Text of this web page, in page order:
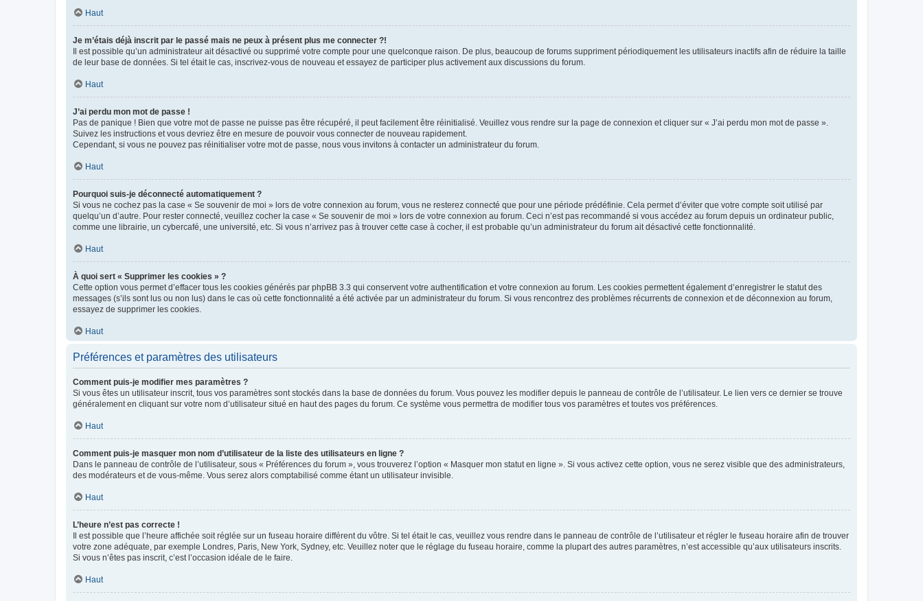
Haut
Je m’étais déjà inscrit par le passé mais ne peux à présent plus me connecter ?!
Il est possible qu’un administrateur ait désactivé ou supprimé votre compte pour une quelconque raison. De plus, beaucoup de forums suppriment périodiquement les utilisateurs inactifs afin de réduire la taille
de leur base de données. Si tel était le cas, inscrivez-vous de nouveau et essayez de participer plus activement aux discussions du forum.
Haut
J’ai perdu mon mot de passe !
Pas de panique ! Bien que votre mot de passe ne puisse pas être récupéré, il peut facilement être réinitialisé. Veuillez vous rendre sur la page de connexion et cliquer sur « J’ai perdu mon mot de passe ».
Suivez les instructions et vous devriez être en mesure de pouvoir vous connecter de nouveau rapidement.
Cependant, si vous ne pouvez pas réinitialiser votre mot de passe, nous vous invitons à contacter un administrateur du forum.
Haut
Pourquoi suis-je déconnecté automatiquement ?
Si vous ne cochez pas la case « Se souvenir de moi » lors de votre connexion au forum, vous ne resterez connecté que pour une période prédéfinie. Cela permet d’éviter que votre compte soit utilisé par
quelqu’un d’autre. Pour rester connecté, veuillez cocher la case « Se souvenir de moi » lors de votre connexion au forum. Ceci n’est pas recommandé si vous accédez au forum depuis un ordinateur public,
comme une librairie, un cybercafé, une université, etc. Si vous n’arrivez pas à trouver cette case à cocher, il est probable qu’un administrateur du forum ait désactivé cette fonctionnalité.
Haut
À quoi sert « Supprimer les cookies » ?
Cette option vous permet d’effacer tous les cookies générés par phpBB 3.3 qui conservent votre authentification et votre connexion au forum. Les cookies permettent également d’enregistrer le statut des
messages (s’ils sont lus ou non lus) dans le cas où cette fonctionnalité a été activée par un administrateur du forum. Si vous rencontrez des problèmes récurrents de connexion et de déconnexion au forum,
essayez de supprimer les cookies.
Haut
Préférences et paramètres des utilisateurs
Comment puis-je modifier mes paramètres ?
Si vous êtes un utilisateur inscrit, tous vos paramètres sont stockés dans la base de données du forum. Vous pouvez les modifier depuis le panneau de contrôle de l’utilisateur. Le lien vers ce dernier se trouve
généralement en cliquant sur votre nom d’utilisateur situé en haut des pages du forum. Ce système vous permettra de modifier tous vos paramètres et toutes vos préférences.
Haut
Comment puis-je masquer mon nom d’utilisateur de la liste des utilisateurs en ligne ?
Dans le panneau de contrôle de l’utilisateur, sous « Préférences du forum », vous trouverez l’option « Masquer mon statut en ligne ». Si vous activez cette option, vous ne serez visible que des administrateurs,
des modérateurs et de vous-même. Vous serez alors comptabilisé comme étant un utilisateur invisible.
Haut
L’heure n’est pas correcte !
Il est possible que l’heure affichée soit réglée sur un fuseau horaire différent du vôtre. Si tel était le cas, veuillez vous rendre dans le panneau de contrôle de l’utilisateur et régler le fuseau horaire afin de trouver
votre zone adéquate, par exemple Londres, Paris, New York, Sydney, etc. Veuillez noter que le réglage du fuseau horaire, comme la plupart des autres paramètres, n’est accessible qu’aux utilisateurs inscrits.
Si vous n’êtes pas inscrit, c’est l’occasion idéale de le faire.
Haut